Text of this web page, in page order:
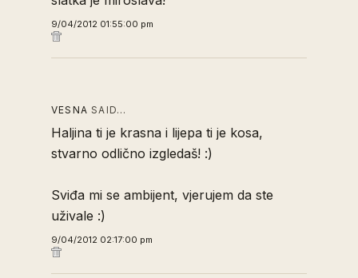
9/04/2012 01:55:00 pm
VESNA SAID…
Haljina ti je krasna i lijepa ti je kosa,
stvarno odlično izgledaš! :)
Sviđa mi se ambijent, vjerujem da ste
uživale :)
9/04/2012 02:17:00 pm